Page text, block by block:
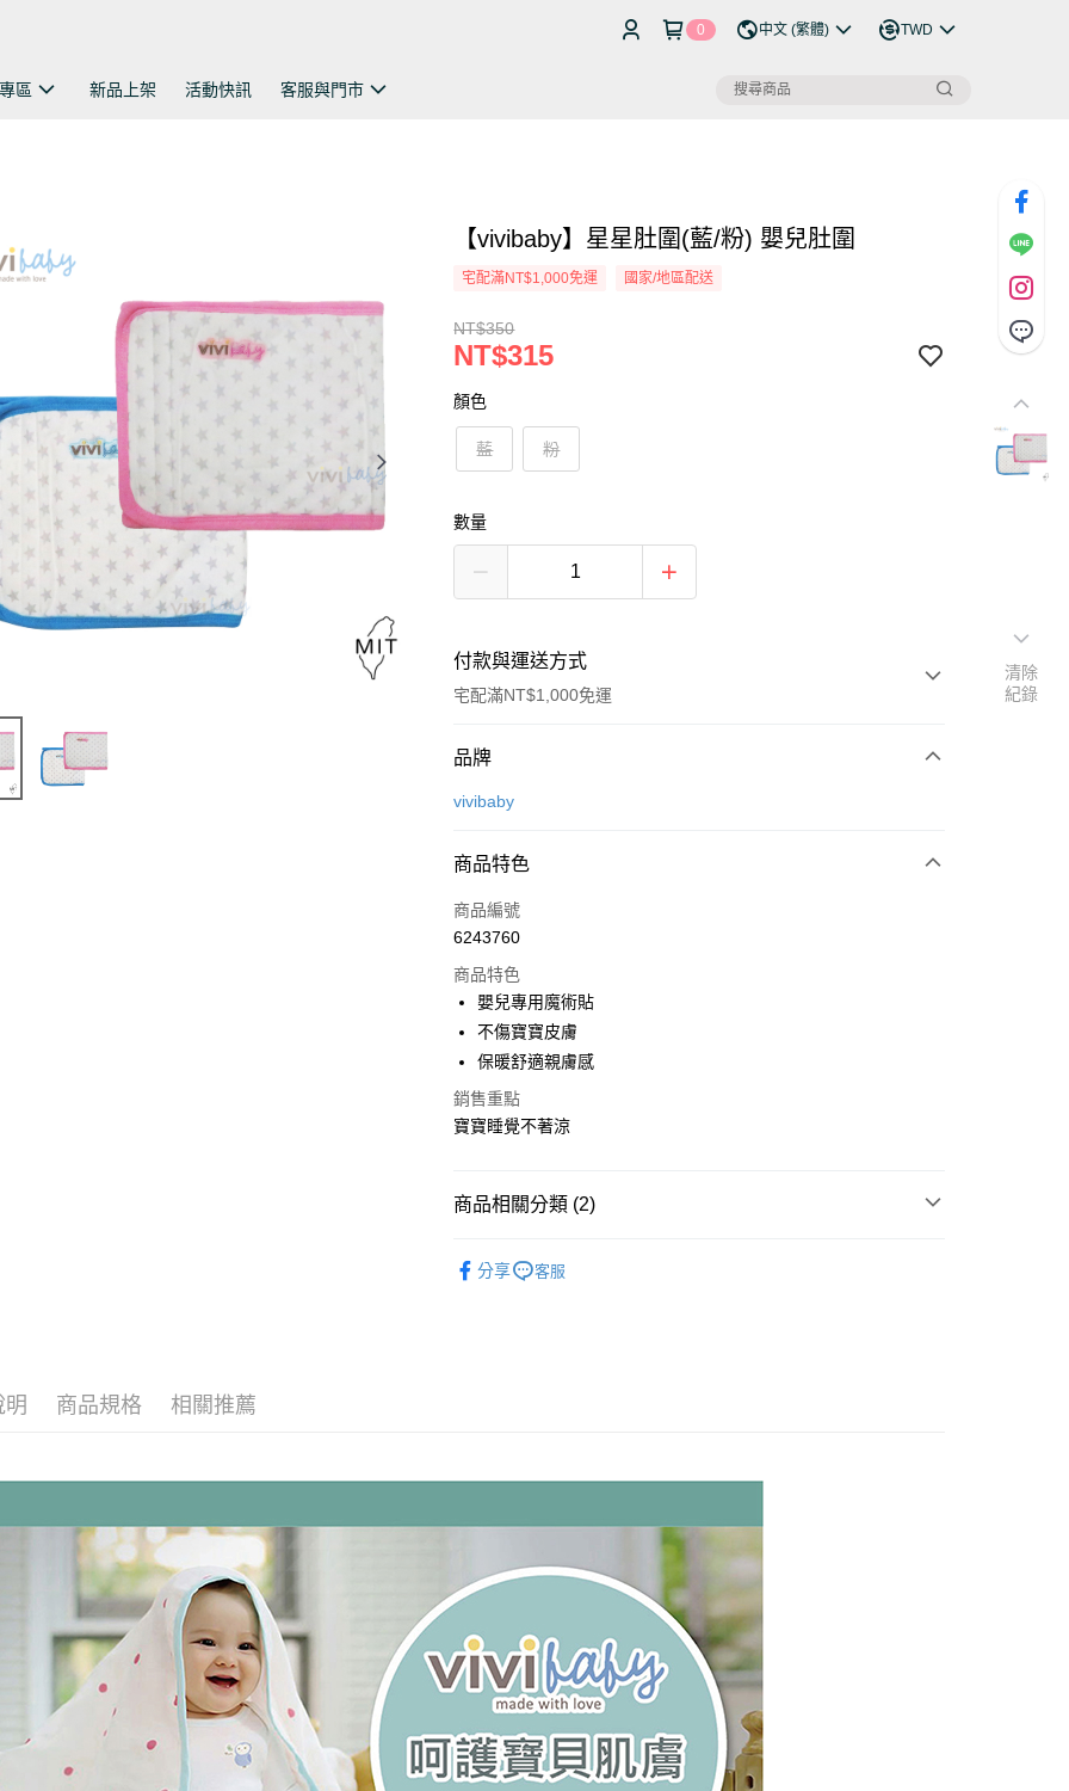
0 中文 (繁體) TWD
區 新品上架 活動快訊 客服與門市
【vivibaby】星星肚圍(藍/粉) 嬰兒肚圍
宅配滿NT$1,000免運 國家/地區配送
NT$350
NT$315
顏色
藍 粉
數量
付款與運送方式
宅配滿NT$1,000免運
付款方式
信用卡一次付款
悠遊付
ATM付款
運送方式
基本宅配
每筆NT$150，滿NT$1,000(含以上)免運費
國家/地區配送
品牌
vivibaby
商品特色
商品編號
6243760
商品特色
嬰兒專用魔術貼
不傷寶寶皮膚
保暖舒適親膚感
銷售重點
寶寶睡覺不著涼
商品相關分類 (2)
分享 客服
明 商品規格 相關推薦
清除
紀錄